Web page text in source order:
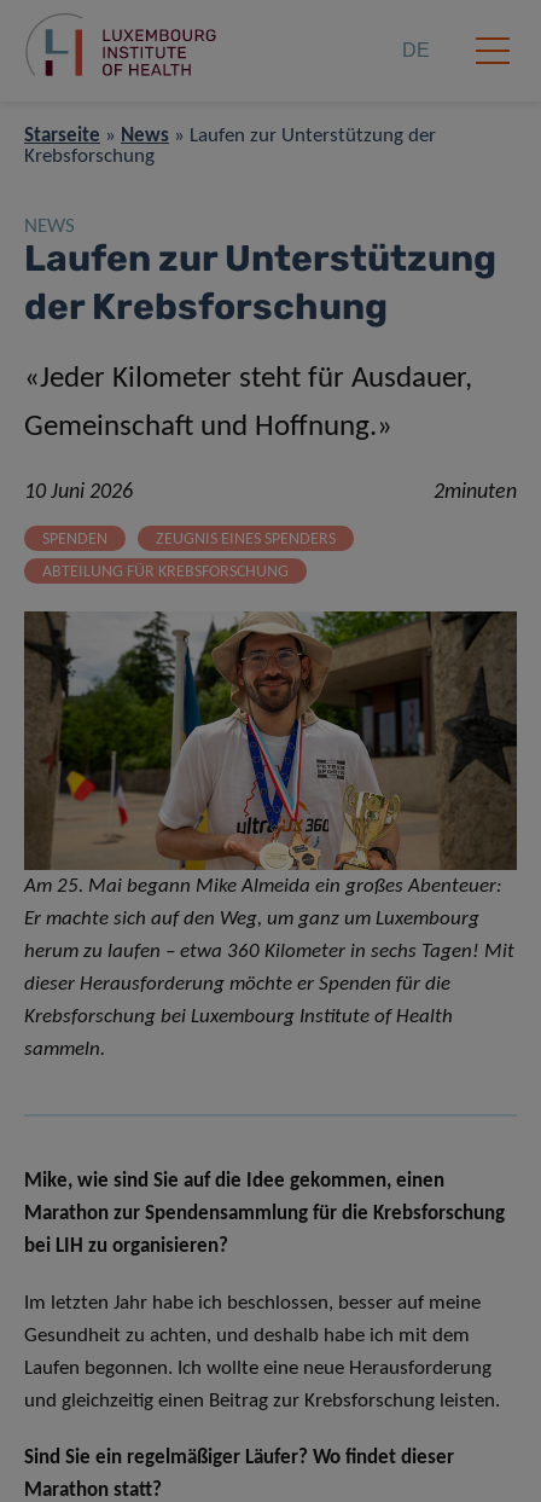
DE
Starseite » News » Laufen zur Unterstützung der
Krebsforschung
NEWS
Laufen zur Unterstützung
der Krebsforschung
«Jeder Kilometer steht für Ausdauer,
Gemeinschaft und Hoffnung.»
10 Juni 2026 2minuten
SPENDEN
ZEUGNIS EINES SPENDERS
ABTEILUNG FÜR KREBSFORSCHUNG
Am 25. Mai begann Mike Almeida ein großes Abenteuer:
Er machte sich auf den Weg, um ganz um Luxembourg
herum zu laufen – etwa 360 Kilometer in sechs Tagen! Mit
dieser Herausforderung möchte er Spenden für die
Krebsforschung bei Luxembourg Institute of Health
sammeln.
Mike, wie sind Sie auf die Idee gekommen, einen
Marathon zur Spendensammlung für die Krebsforschung
bei LIH zu organisieren?
Im letzten Jahr habe ich beschlossen, besser auf meine
Gesundheit zu achten, und deshalb habe ich mit dem
Laufen begonnen. Ich wollte eine neue Herausforderung
und gleichzeitig einen Beitrag zur Krebsforschung leisten.
Sind Sie ein regelmäßiger Läufer? Wo findet dieser
Marathon statt?